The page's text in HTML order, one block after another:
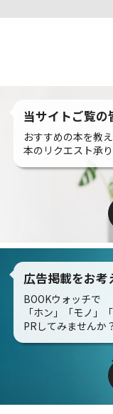
当サイトご覧の
おすすめの本を教え
本のリクエスト承り
広告掲載をお考
BOOKウォッチで
「ホン」「モノ」
PRしてみませんか